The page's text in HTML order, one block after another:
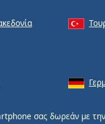
σας δωρεάν με την